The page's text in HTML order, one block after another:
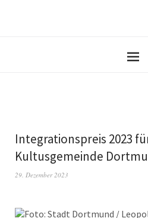
Integrationspreis 2023
Kultusgemeinde
29. Dezember 2023